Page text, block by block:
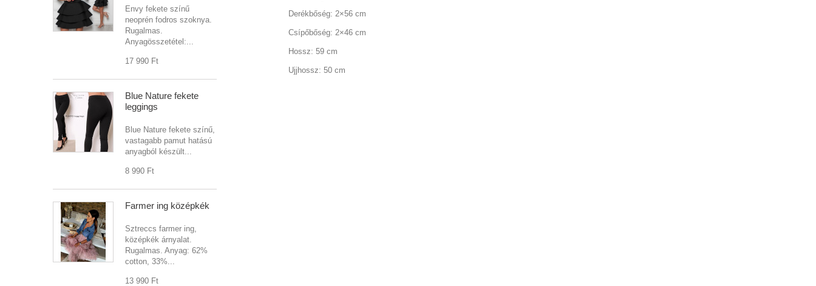
Envy fekete színű
neoprén fodros szoknya.
Rugalmas.
Anyagösszetétel:...
17 990 Ft‎
Blue Nature fekete
leggings
Blue Nature fekete színű,
vastagabb pamut hatású
anyagból készült...
8 990 Ft‎
Farmer ing középkék
Sztreccs farmer ing,
középkék árnyalat.
Rugalmas. Anyag: 62%
cotton, 33%...
13 990 Ft‎
Derékbőség: 2×56 cm
Csípőbőség: 2×46 cm
Hossz: 59 cm
Ujjhossz: 50 cm